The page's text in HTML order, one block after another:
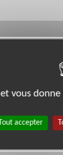
vous
accepter